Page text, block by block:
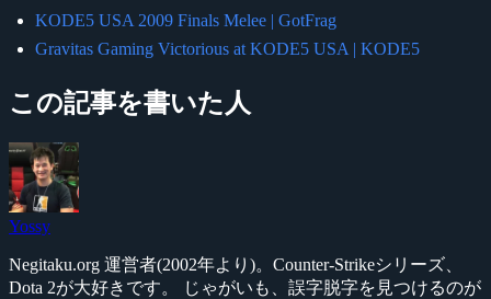
KODE5 USA 2009 Finals Melee | GotFrag
Gravitas Gaming Victorious at KODE5 USA | KODE5
この記事を書いた人
Yossy
Negitaku.org 運営者(2002年より)。Counter-Strikeシリーズ、
Dota 2が大好きです。 じゃがいも、誤字脱字を見つけるのが